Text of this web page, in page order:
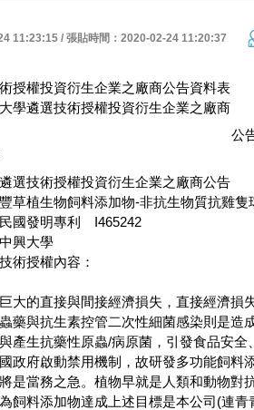
11:23:15 / 張貼時間：2020-02-24 11:20:37
授權投資衍生企業之廠商公告資料表
學遴選技術授權投資衍生企業之廠商
公
選技術授權投資衍生企業之廠商公告
草植生物飼料添加物-非抗生物質抗雞隻
國發明專利 I465242
興大學
術授權內容：
大的直接與間接經濟損失，直接經濟損
藥與抗生素控管二次性細菌感染則是造
產生抗藥性原蟲/病原菌，引發食品安全
政府啟動禁用機制，故研發多功能飼料
是當務之急。植物早就是人類和動物對
飼料添加物達成上述目標是本公司(連